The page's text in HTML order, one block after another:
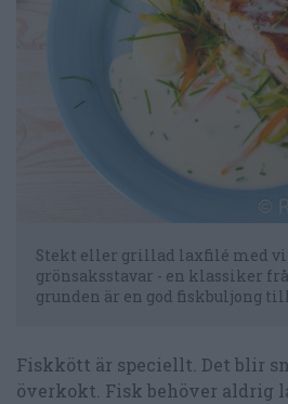
Stekt eller grillad laxfilé med
grönsaksstavar - en klassiker
grunden är en god fiskbuljong
Fiskkött är speciellt. Det blir
överkokt. Fisk behöver aldrig